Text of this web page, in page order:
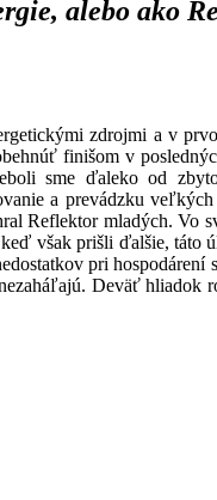
alebo ako
zdrojmi a v
finišom v
sme ďaleko od
a prevádzku
Reflektor mladých. Vo
však prišli ďalšie,
pri
Deväť